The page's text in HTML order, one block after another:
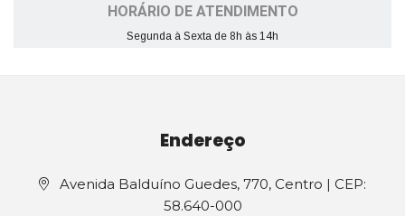
HORÁRIO DE ATENDIMENTO
Segunda à Sexta de 8h às 14h
Endereço
Avenida Balduíno Guedes, 770, Centro | CEP:
58.640-000